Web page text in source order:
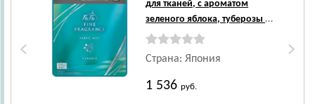
для тканей, с ароматом
зеленого яблока, туберозы и
жасмина, сменная упаковка,
Страна: Япония
1 536руб.